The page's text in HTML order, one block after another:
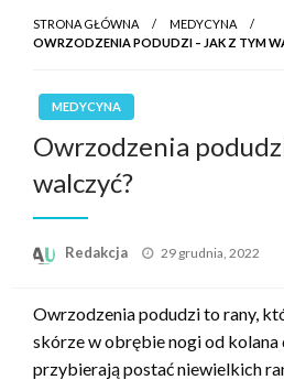
STRONA GŁÓWNA
MEDYCYNA
OWRZODZENIA PODUDZI – JAK Z TYM
MEDYCYNA
Owrzodzenia
walczyć?
Redakcja
Opublikowane
29 grudnia, 2022
Owrzodzenia podudzi to rany,
skórze w obrębie nogi od kolana
przybierają postać niewielkich